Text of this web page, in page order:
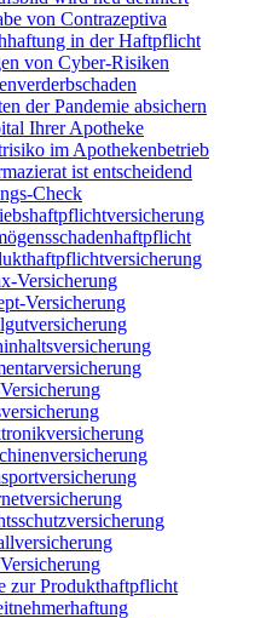
von Contrazeptiva
in der Haftpflicht
von Cyber-Risiken
der Pandemie absichern
Ihrer Apotheke
im Apothekenbetrieb
ist entscheidend
Check
Versicherung
Versicherung
zur Produkthaftpflicht